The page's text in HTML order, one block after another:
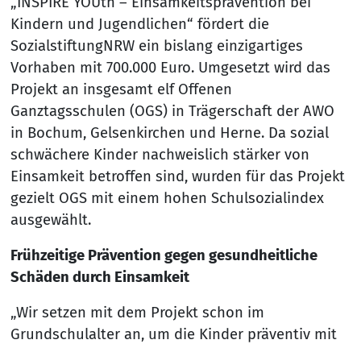
Kindern und Jugendlichen“ fördert die
SozialstiftungNRW ein bislang einzigartiges
Vorhaben mit 700.000 Euro. Umgesetzt wird das
Projekt an insgesamt elf Offenen
Ganztagsschulen (OGS) in Trägerschaft der AWO
in Bochum, Gelsenkirchen und Herne. Da sozial
schwächere Kinder nachweislich stärker von
Einsamkeit betroffen sind, wurden für das Projekt
gezielt OGS mit einem hohen Schulsozialindex
ausgewählt.
Frühzeitige Prävention gegen gesundheitliche
Schäden durch Einsamkeit
„Wir setzen mit dem Projekt schon im
Grundschulalter an, um die Kinder präventiv mit